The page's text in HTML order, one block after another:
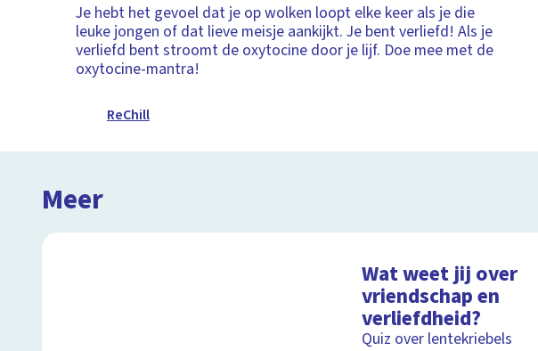
Je hebt het gevoel dat je op wolken loopt elke keer als je die
leuke jongen of dat lieve meisje aankijkt. Je bent verliefd! Als je
verliefd bent stroomt de oxytocine door je lijf. Doe mee met de
oxytocine-mantra!
ReChill
Meer
Wat weet jij over
vriendschap en
verliefdheid?
Quiz over lentekriebels